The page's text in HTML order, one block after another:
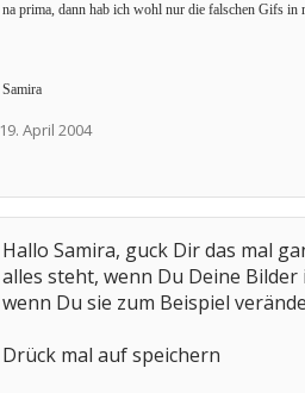
na prima, dann hab ich wohl nur die falschen Gifs in
Samira
19. April 2004
Hallo Samira, guck Dir das mal
alles steht, wenn Du Deine
wenn Du sie zum Beispiel
Drück mal auf speichern